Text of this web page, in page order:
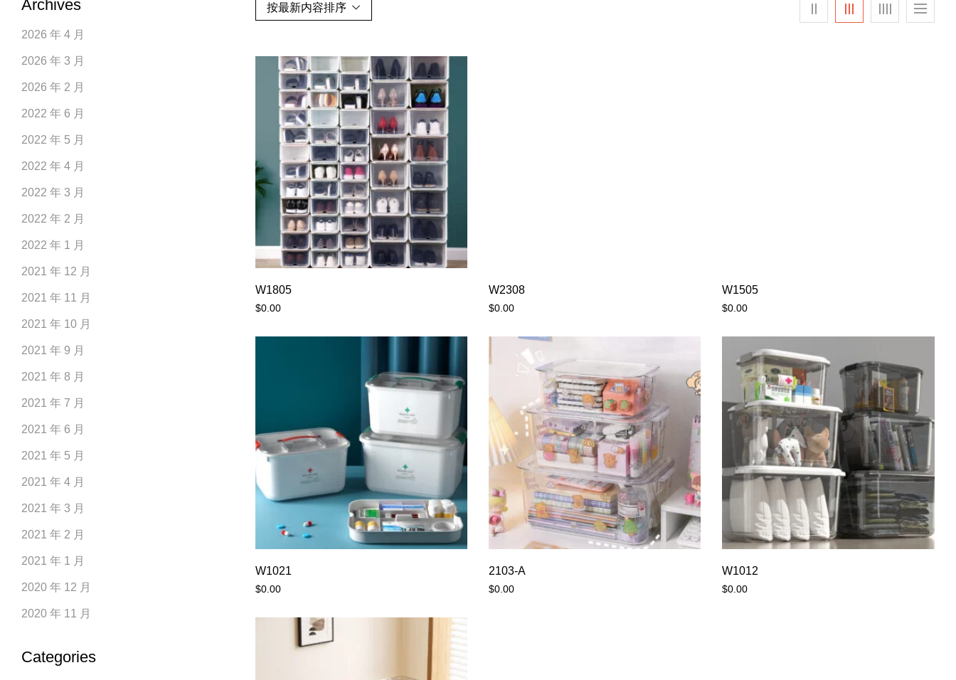
Archives
2026 年 4 月
2026 年 3 月
2026 年 2 月
2022 年 6 月
2022 年 5 月
2022 年 4 月
2022 年 3 月
2022 年 2 月
2022 年 1 月
2021 年 12 月
2021 年 11 月
2021 年 10 月
2021 年 9 月
2021 年 8 月
2021 年 7 月
2021 年 6 月
2021 年 5 月
2021 年 4 月
2021 年 3 月
2021 年 2 月
2021 年 1 月
2020 年 12 月
2020 年 11 月
Categories
按最新内容排序
W1805
$0.00
W2308
$0.00
W1505
$0.00
W1021
$0.00
2103-A
$0.00
W1012
$0.00